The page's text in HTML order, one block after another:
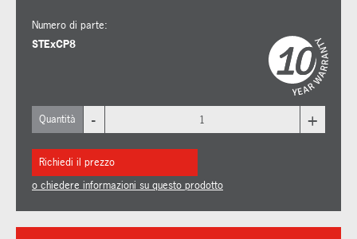
Numero di parte:
STExCP8
Quantità - +
Richiedi il prezzo
o chiedere informazioni su questo prodotto